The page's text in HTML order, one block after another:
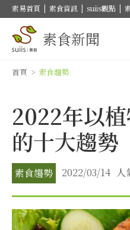
素易首頁 | 素食資訊 | suiis觀點 |
素食新聞
首頁 > 素食趨勢
2022年以
的十大趨勢
素食趨勢 2022/03/14 人